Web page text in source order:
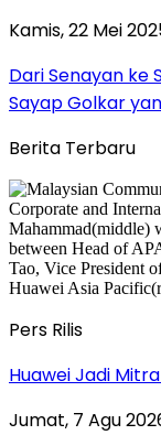
Kamis, 22 Mei
Dari Senayan ke
Sayap Golkar
Berita Terbaru
Pers Rilis
Huawei Jadi
Jumat, 7 Agu